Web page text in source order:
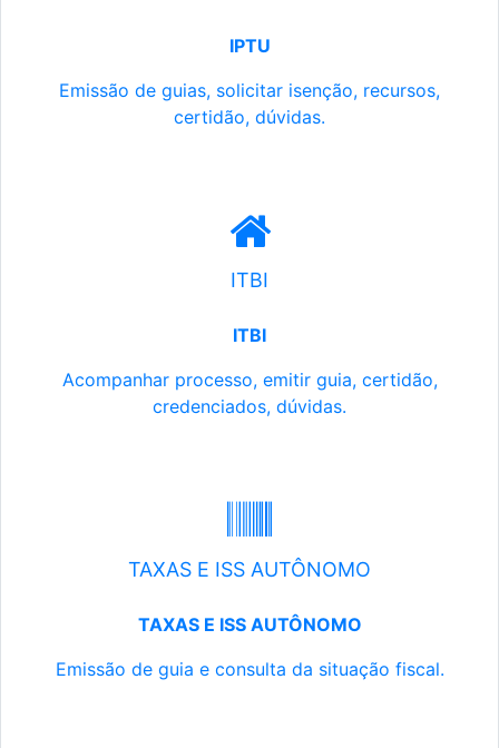
IPTU
Emissão de guias, solicitar isenção, recursos,
certidão, dúvidas.
ITBI
ITBI
Acompanhar processo, emitir guia, certidão,
credenciados, dúvidas.
TAXAS E ISS AUTÔNOMO
TAXAS E ISS AUTÔNOMO
Emissão de guia e consulta da situação fiscal.